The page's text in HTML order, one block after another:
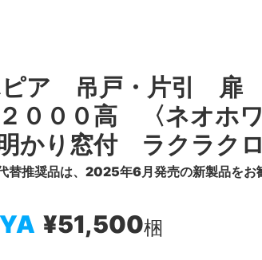
ピア 吊戸・片引 扉
０００高 〈ネオホ
り窓付 ラクラクロ
替推奨品は、2025年6月発売の新製品をお
¥51,500梱